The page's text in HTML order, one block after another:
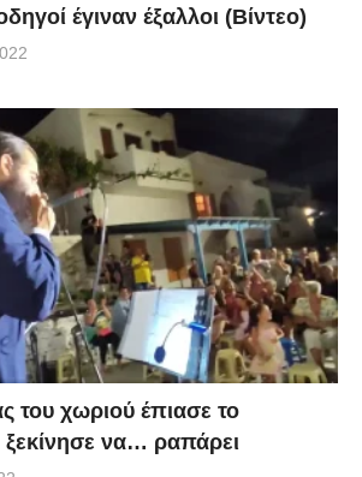
έγιναν έξαλλοι (Βίντεο)
του χωριού έπιασε το
να… ραπάρει